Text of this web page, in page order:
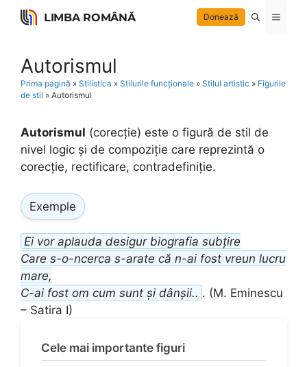
Skip
LIMBA ROMÂNĂ Donează Menu
Autorismul
Prima pagină » Stilistica » Stilurile funcționale » Stilul artistic » Figurile
de stil » Autorismul
Autorismul (corecție) este o figură de stil de
nivel logic și de compoziție care reprezintă o
corecție, rectificare, contradefiniție.
Exemple
Ei vor aplauda desigur biografia subțire
Care s-o-ncerca s-arate că n-ai fost vreun lucru
mare,
C-ai fost om cum sunt și dânșii.. . (M. Eminescu
– Satira I)
Cele mai importante figuri